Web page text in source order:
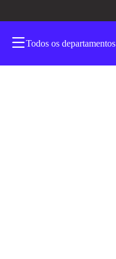
Todos os departamentos